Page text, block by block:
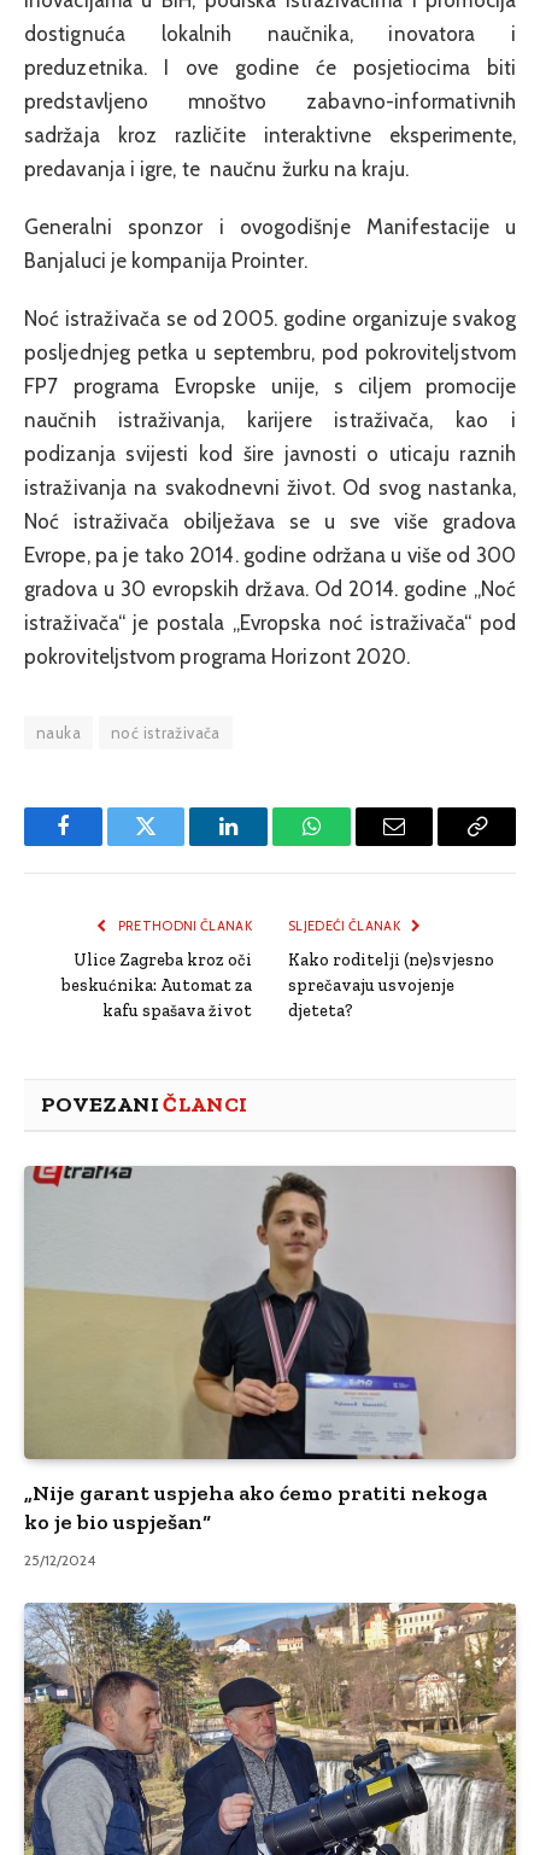
dostignuća lokalnih naučnika, inovatora i
preduzetnika. I ove godine će posjetiocima biti
predstavljeno mnoštvo zabavno-informativnih
sadržaja kroz različite interaktivne eksperimente,
predavanja i igre, te naučnu žurku na kraju.
Generalni sponzor i ovogodišnje Manifestacije u
Banjaluci je kompanija Prointer.
Noć istraživača se od 2005. godine organizuje svakog
posljednjeg petka u septembru, pod pokroviteljstvom
FP7 programa Evropske unije, s ciljem promocije
naučnih istraživanja, karijere istraživača, kao i
podizanja svijesti kod šire javnosti o uticaju raznih
istraživanja na svakodnevni život. Od svog nastanka,
Noć istraživača obilježava se u sve više gradova
Evrope, pa je tako 2014. godine održana u više od 300
gradova u 30 evropskih država. Od 2014. godine „Noć
istraživača“ je postala „Evropska noć istraživača“ pod
pokroviteljstvom programa Horizont 2020.
nauka noć istraživača
FacebookTwitter LinkedInWhatsAppEmail
Copy
PRETHODNI ČLANAK
Ulice Zagreba kroz oči
beskućnika: Automat za
kafu spašava život
SLJEDEĆI ČLANAK
Kako roditelji (ne)svjesno
sprečavaju usvojenje
djeteta?
POVEZANIČLANCI
„Nije garant uspjeha ako ćemo pratiti nekoga
ko je bio uspješan“
25/12/2024